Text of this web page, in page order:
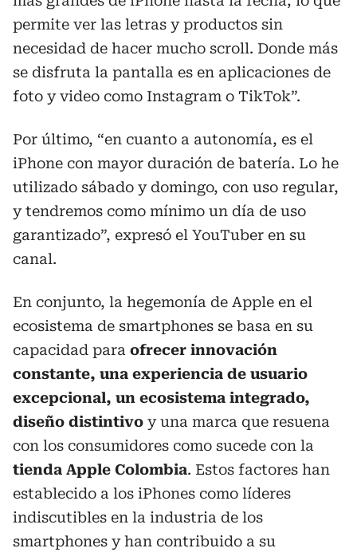
permite ver las letras y productos sin
necesidad de hacer mucho scroll. Donde más
se disfruta la pantalla es en aplicaciones de
foto y video como Instagram o TikTok”.
Por último, “en cuanto a autonomía, es el
iPhone con mayor duración de batería. Lo he
utilizado sábado y domingo, con uso regular,
y tendremos como mínimo un día de uso
garantizado”, expresó el YouTuber en su
canal.
En conjunto, la hegemonía de Apple en el
ecosistema de smartphones se basa en su
capacidad para ofrecer innovación
constante, una experiencia de usuario
excepcional, un ecosistema integrado,
diseño distintivo y una marca que resuena
con los consumidores como sucede con la
tienda Apple Colombia. Estos factores han
establecido a los iPhones como líderes
indiscutibles en la industria de los
smartphones y han contribuido a su